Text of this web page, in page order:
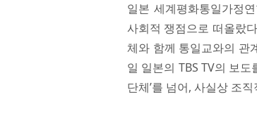
일본 세계평화통일가정
사회적 쟁점으로 떠올랐
체와 함께 통일교와의 관
일 일본의 TBS TV의 보
단체’를 넘어, 사실상 조